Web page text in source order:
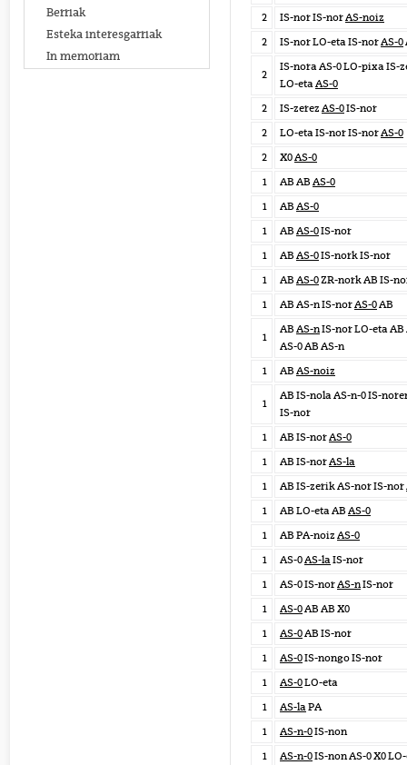
Berriak
Esteka interesgarriak
In memoriam
2
IS-nor IS-norAS-noiz
2
IS-nor LO-eta IS-norAS-0
2
IS-nora AS-0 LO-pixa IS-
LO-etaAS-0
2
IS-zerez AS-0IS-nor
2
LO-eta IS-nor IS-norAS-0
2
X0AS-0
1
AB AB AS-0
1
AB AS-0
1
AB AS-0IS-nor
1
AB AS-0IS-nork IS-nor
1
AB AS-0ZR-nork AB IS-
1
AB AS-n IS-norAS-0AB
1
AB AS-nIS-nor LO-eta AB
AS-0 AB AS-n
1
AB AS-noiz
1
AB IS-nola AS-n-0 IS-
IS-nor
1
AB IS-norAS-0
1
AB IS-norAS-la
1
AB IS-zerik AS-nor IS-nor
1
AB LO-eta AB AS-0
1
AB PA-noiz AS-0
1
AS-0AS-laIS-nor
1
AS-0 IS-norAS-nIS-nor
1
AS-0AB AB X0
1
AS-0AB IS-nor
1
AS-0IS-nongo IS-nor
1
AS-0LO-eta
1
AS-laPA
1
AS-n-0IS-non
1
AS-n-0IS-non AS-0 X0